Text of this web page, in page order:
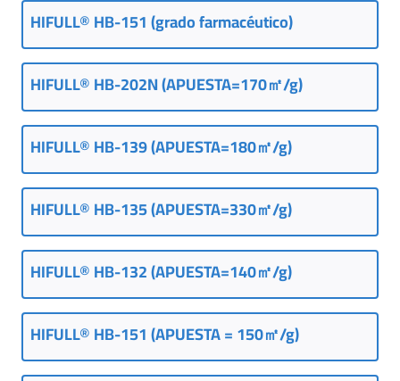
c
u
c
o
H
V
|
h
i
n
a
HIFULL® HB-151 (grado farmacéutico)
HIFULL® HB-202N (APUESTA=170㎡/g)
HIFULL® HB-139 (APUESTA=180㎡/g)
HIFULL® HB-135 (APUESTA=330㎡/g)
HIFULL® HB-132 (APUESTA=140㎡/g)
HIFULL® HB-151 (APUESTA = 150㎡/g)